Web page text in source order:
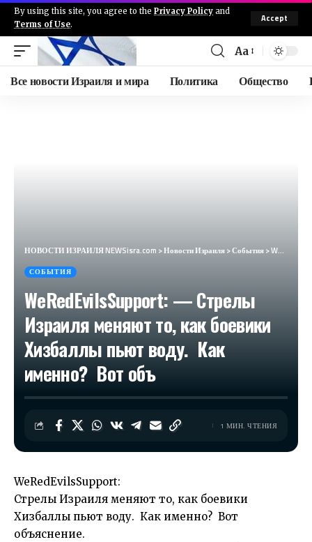
By using this site, you agree to the Privacy Policy and
Terms of Use.
Accept
Aa
Все новости Израиля и мира Политика Общество
НОВОСТИ ИЗРАИЛЯ NEWSisra.com >Новости Израиля>События>WeRedEvilsSupport: — Стрелы Израиля меняют то, как боевики Хизбаллы пьют воду. Как именно? Вот объ
СОБЫТИЯ
WeRedEvilsSupport: — Стрелы
Израиля меняют то, как боевики
Хизбаллы пьют воду. Как
именно? Вот объ
1 МИН. ЧТЕНИЯ
WeRedEvilsSupport:
Стрелы Израиля меняют то, как боевики
Хизбаллы пьют воду. Как именно? Вот
объяснение.